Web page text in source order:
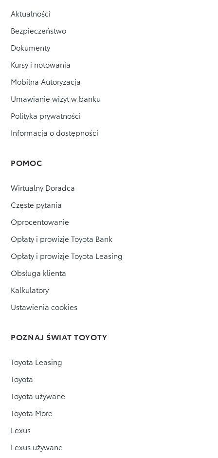
Aktualności
Bezpieczeństwo
Dokumenty
Kursy i notowania
Mobilna Autoryzacja
Umawianie wizyt w banku
Polityka prywatności
Informacja o dostępności
POMOC
Wirtualny Doradca
Częste pytania
Oprocentowanie
Opłaty i prowizje Toyota Bank
Opłaty i prowizje Toyota Leasing
Obsługa klienta
Kalkulatory
Ustawienia cookies
POZNAJ ŚWIAT TOYOTY
Toyota Leasing
Toyota
Toyota używane
Toyota More
Lexus
Lexus używane